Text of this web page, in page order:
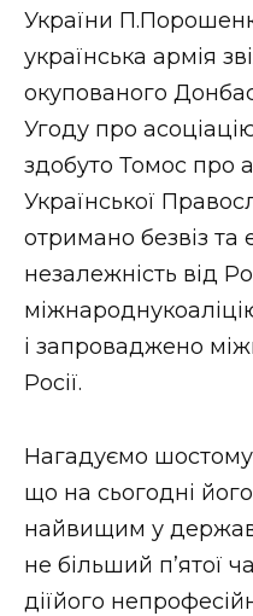
України
українська армія
окупованого
Угоду про
здобуто Томос про
Української
отримано безвіз та
незалежність від
і запроваджено
Росії.
Нагадуємо
що на сьогодні
найвищим у
не більший п’ятої
діїйого